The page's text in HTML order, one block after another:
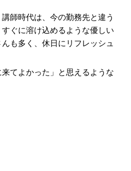
師時代は、今の勤務先と違う
ぐに溶け込めるような優しい
も多く、休日にリフレッシュ
てよかった」と思えるような